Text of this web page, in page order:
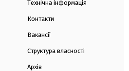
Технічна інформація
Контакти
Вакансії
Структура власності
Архів